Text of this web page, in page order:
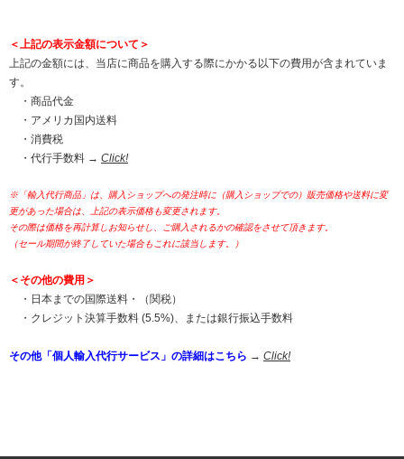
＜上記の表示金額について＞
上記の金額には、当店に商品を購入する際にかかる以下の費用が含まれていま
す。
・商品代金
・アメリカ国内送料
・消費税
・代行手数料 → Click!
※「輸入代行商品」は、購入ショップへの発注時に（購入ショップでの）販売価格や送料に変
更があった場合は、上記の表示価格も変更されます。
その際は価格を再計算しお知らせし、ご購入されるかの確認をさせて頂きます。
（セール期間が終了していた場合もこれに該当します。）
＜その他の費用＞
・日本までの国際送料・（関税）
・クレジット決算手数料 (5.5%)、または銀行振込手数料
その他「個人輸入代行サービス」の詳細はこちら → Click!